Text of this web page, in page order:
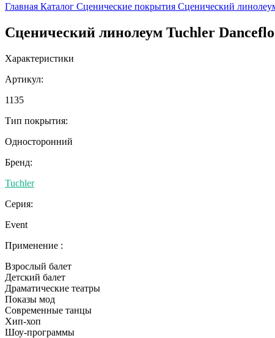
Главная Каталог Сценические покрытия Сценический
Сценический линолеум Tuchler
Характеристики
Артикул:
1135
Тип покрытия:
Односторонний
Бренд:
Tuchler
Серия:
Event
Применение :
Взрослый балет
Детский балет
Драматические театры
Показы мод
Современные танцы
Хип-хоп
Шоу-программы